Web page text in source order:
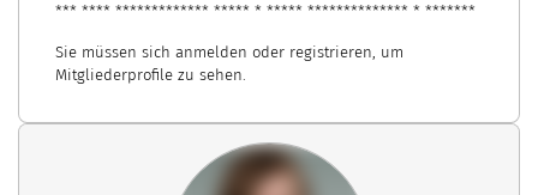
*** **** ************* ***** * ***** ************** * *******
Sie müssen sich anmelden oder registrieren, um
Mitgliederprofile zu sehen.